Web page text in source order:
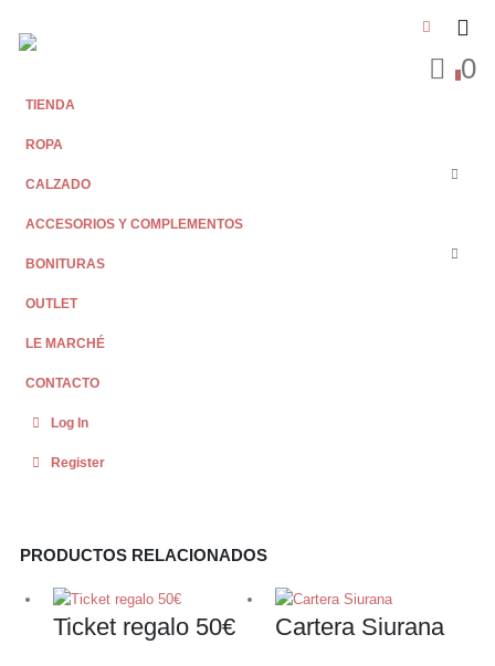
00
TIENDA
ROPA
CALZADO
ACCESORIOS Y COMPLEMENTOS
BONITURAS
OUTLET
LE MARCHÉ
CONTACTO
Log In
Register
PRODUCTOS RELACIONADOS
Ticket regalo 50€ Cartera Siurana